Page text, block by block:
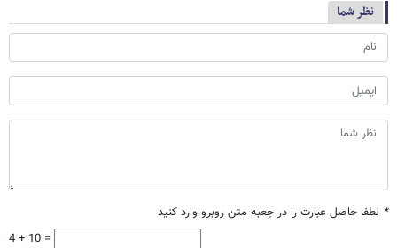
نظر شما
* لطفا حاصل عبارت را در جعبه متن روبرو وارد کنید
4 + 10 =